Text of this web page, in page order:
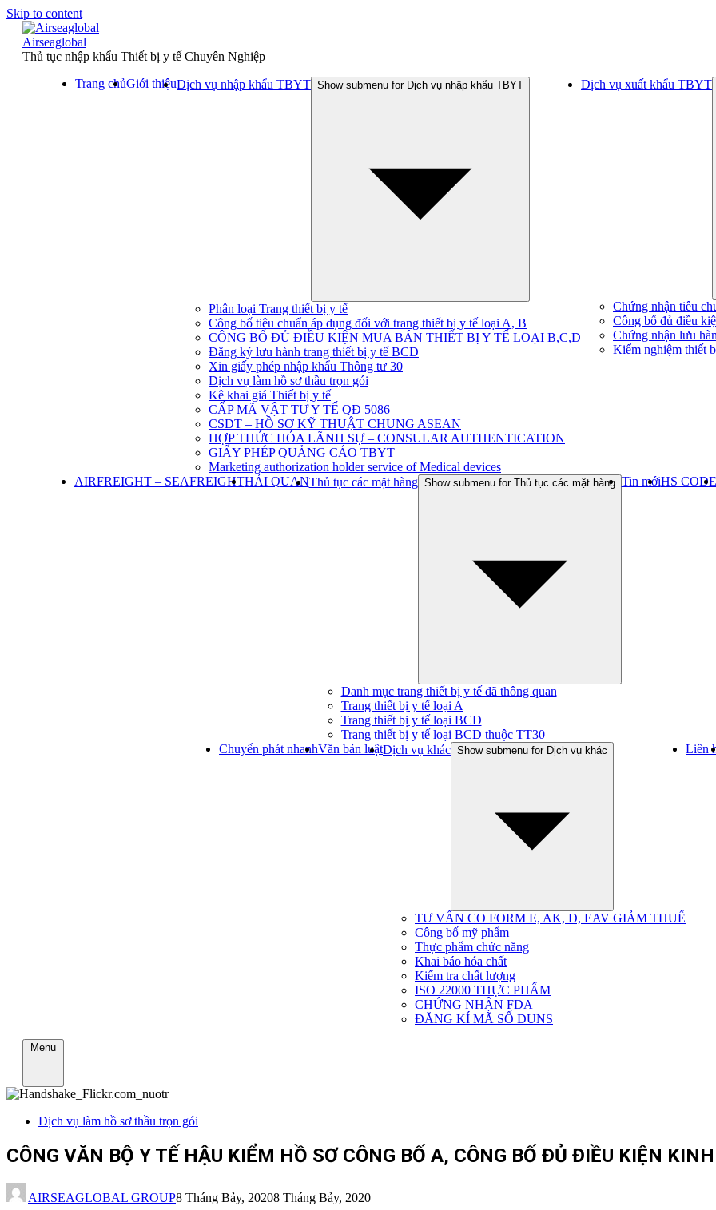
Skip to content
Airseaglobal
Thủ tục nhập khẩu Thiết bị y tế Chuyên Nghiệp
Trang chủGiới thiệuDịch vụ nhập khẩu TBYT Show submenu for Dịch vụ nhập khẩu TBYT
Phân loại Trang thiết bị y tế
Công bố tiêu chuẩn áp dụng đối với trang thiết bị y tế loại A, B
CÔNG BỐ ĐỦ ĐIỀU KIỆN MUA BÁN THIẾT BỊ Y TẾ LOẠI B,C,D
Đăng ký lưu hành trang thiết bị y tế BCD
Xin giấy phép nhập khẩu Thông tư 30
Dịch vụ làm hồ sơ thầu trọn gói
Kê khai giá Thiết bị y tế
CẤP MÃ VẬT TƯ Y TẾ QĐ 5086
CSDT – HỒ SƠ KỸ THUẬT CHUNG ASEAN
HỢP THỨC HÓA LÃNH SỰ – CONSULAR AUTHENTICATION
GIẤY PHÉP QUẢNG CÁO TBYT
Marketing authorization holder service of Medical devices
Dịch vụ xuất khẩu TBYT
Chứng nhận tiêu
Công bố đủ điều
Chứng nhận lưu
Kiểm nghiệm thiết
AIRFREIGHT – SEAFREIGHTHẢI QUANThủ tục các mặt hàng Show submenu for Thủ tục các mặt hàng
Danh mục trang thiết bị y tế đã thông quan
Trang thiết bị y tế loại A
Trang thiết bị y tế loại BCD
Trang thiết bị y tế loại BCD thuộc TT30
Tin mớiHS CODE
Chuyển phát nhanhVăn bản luậtDịch vụ khác Show submenu for Dịch vụ khác
TƯ VẤN CO FORM E, AK, D, EAV GIẢM THUẾ
Công bố mỹ phẩm
Thực phẩm chức năng
Khai báo hóa chất
Kiểm tra chất lượng
ISO 22000 THỰC PHẨM
CHỨNG NHẬN FDA
ĐĂNG KÍ MÃ SỐ DUNS
Liên
Menu
Dịch vụ làm hồ sơ thầu trọn gói
CÔNG VĂN BỘ Y TẾ HẬU KIỂM HỒ SƠ CÔNG BỐ A, CÔNG BỐ ĐỦ ĐIỀU KIỆN
AIRSEAGLOBAL GROUP8 Tháng Bảy, 20208 Tháng Bảy, 2020